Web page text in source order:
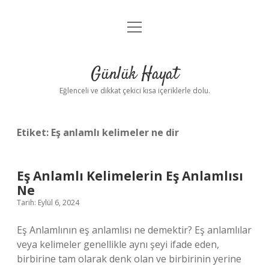
Anasayfa
Yasal Uyarı
menüyü
Günlük Hayat
Eğlenceli ve dikkat çekici kısa içeriklerle dolu.
Etiket: Eş anlamlı kelimeler ne dir
Eş Anlamlı Kelimelerin Eş Anlamlısı
Ne
Tarih: Eylül 6, 2024
Eş Anlamlının eş anlamlısı ne demektir? Eş anlamlılar
veya kelimeler genellikle aynı şeyi ifade eden,
birbirine tam olarak denk olan ve birbirinin yerine